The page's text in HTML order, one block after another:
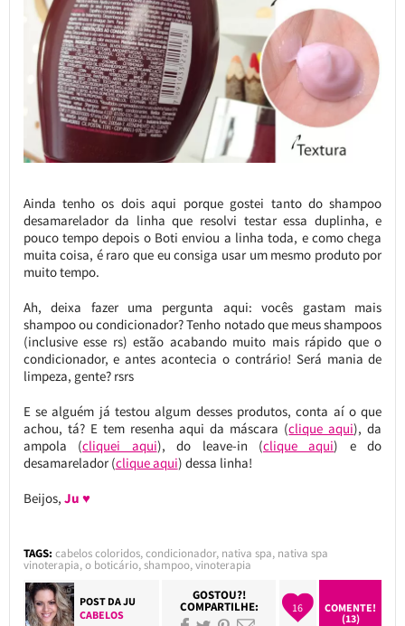
Ainda tenho os dois aqui porque gostei tanto do shampoo
desamarelador da linha que resolvi testar essa duplinha, e
pouco tempo depois o Boti enviou a linha toda, e como chega
muita coisa, é raro que eu consiga usar um mesmo produto por
muito tempo.
Ah, deixa fazer uma pergunta aqui: vocês gastam mais
shampoo ou condicionador? Tenho notado que meus shampoos
(inclusive esse rs) estão acabando muito mais rápido que o
condicionador, e antes acontecia o contrário! Será mania de
limpeza, gente? rsrs
E se alguém já testou algum desses produtos, conta aí o que
achou, tá? E tem resenha aqui da máscara (clique aqui), da
ampola (cliquei aqui), do leave-in (clique aqui) e do
desamarelador (clique aqui) dessa linha!
Beijos, Ju ♥
TAGS: cabelos coloridos,condicionador, nativa spa, nativa spa
vinoterapia,o boticário,shampoo,vinoterapia
POST DAJU
CABELOS
GOSTOU?!
COMPARTILHE: 16
COMENTE!
(13)